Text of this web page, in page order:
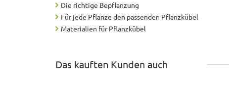
Die richtige Bepflanzung
Für jede Pflanze den passenden Pflanzkübel
Materialien für Pflanzkübel
Das kauften Kunden auch